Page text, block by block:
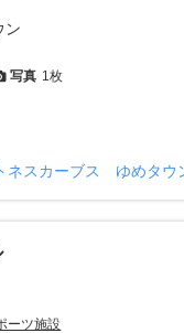
写真 1枚
ネスカーブス ゆめタウ
ーツ施設